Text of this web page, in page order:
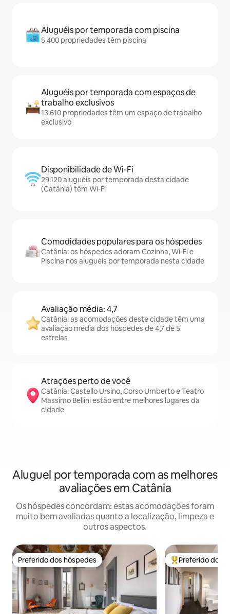
Aluguéis por temporada com piscina
5.400 propriedades têm piscina
Aluguéis por temporada com espaços de
trabalho exclusivos
13.610 propriedades têm um espaço de trabalho
exclusivo
Disponibilidade de Wi-Fi
29.120 aluguéis por temporada desta cidade
(Catânia) têm Wi-Fi
Comodidades populares para os hóspedes
Catânia: os hóspedes adoram Cozinha, Wi-Fi e
Piscina nos aluguéis por temporada nesta cidade
Avaliação média: 4,7
Catânia: as acomodações deste cidade têm uma
avaliação média dos hóspedes de 4,7 de 5
estrelas
Atrações perto de você
Catânia: Castello Ursino, Corso Umberto e Teatro
Massimo Bellini estão entre melhores lugares da
cidade
Aluguel por temporada com as melhores
avaliações em Catânia
Os hóspedes concordam: estas acomodações foram
muito bem avaliadas quanto a localização, limpeza e
outros aspectos.
Preferido dos hóspedes
Preferido dos hóspedes Entre os
Preferido dos